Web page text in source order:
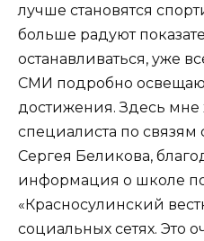
лучше становятся
больше радуют
останавливаться, уже
СМИ подробно
достижения. Здесь мне
специалиста по связям
Сергея Беликова,
информация о школе
«Красносулинский
социальных сетях. Это